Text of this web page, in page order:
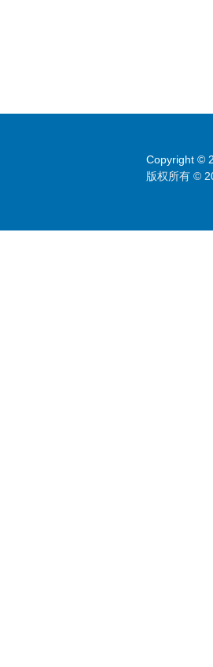
Copyright ©
版权所有 ©